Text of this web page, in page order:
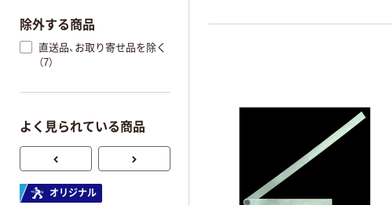
除外する商品
直送品、お取り寄せ品を除く
（7）
よく見られている商品
オリジナル オリジナル